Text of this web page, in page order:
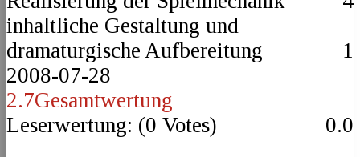
inhaltliche Gestaltung und
dramaturgische Aufbereitung
1
2008-07-28
2.7Gesamtwertung
Leserwertung: (0 Votes) 0.0